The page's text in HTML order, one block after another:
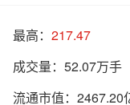
最高： 217.47
成交量： 52.07万手
流通市值： 2467.20